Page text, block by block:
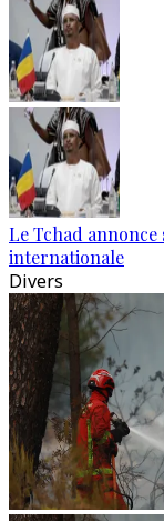
Le Tchad
internationale
Divers